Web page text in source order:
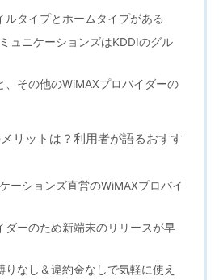
ルタイプとホームタイプがある
ュニケーションズはKDDIのグル
、その他のWiMAXプロバイダーの
リットは？利用者が語るおすす
ーションズ直営のWiMAXプロバイ
ダーのため新端末のリリースが早
りなし＆違約金なしで気軽に使え